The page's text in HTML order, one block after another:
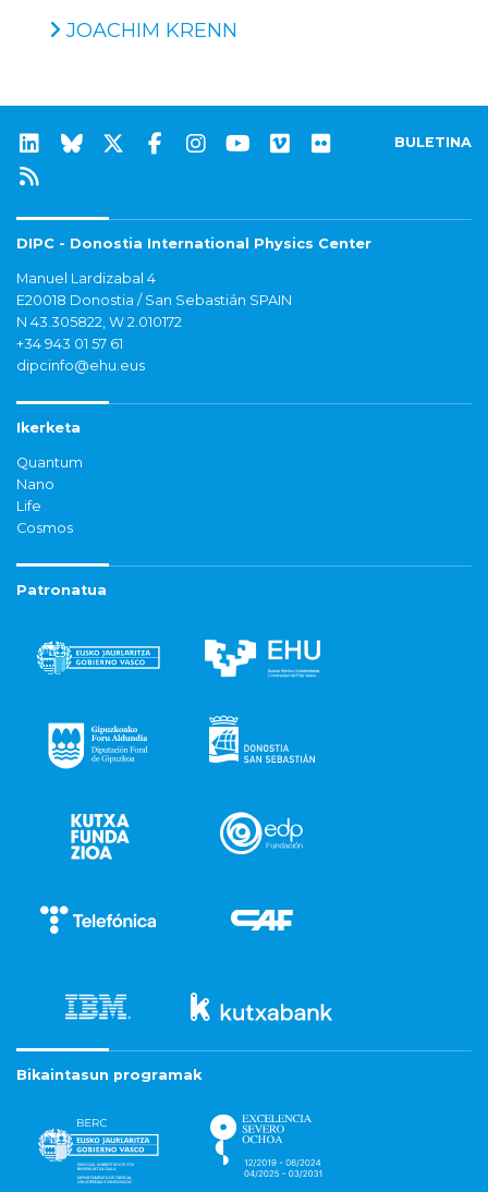
JOACHIM KRENN
BULETINA
DIPC - Donostia International Physics Center
Manuel Lardizabal 4
E20018 Donostia / San Sebastián SPAIN
N 43.305822, W 2.010172
+34 943 01 57 61
dipcinfo@ehu.eus
Ikerketa
Quantum
Nano
Life
Cosmos
Patronatua
Bikaintasun programak